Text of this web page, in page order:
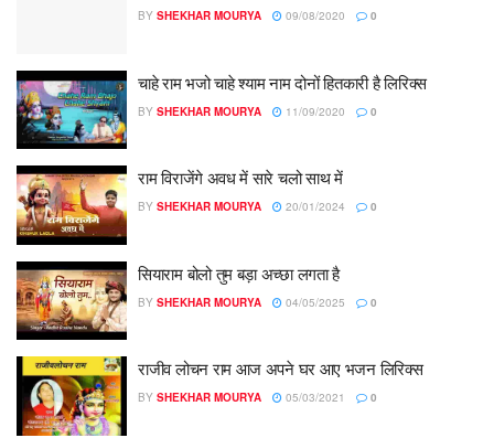
BY SHEKHAR MOURYA 09/08/2020 0
चाहे राम भजो चाहे श्याम नाम दोनों हितकारी है लिरिक्स
BY SHEKHAR MOURYA 11/09/2020 0
राम विराजेंगे अवध में सारे चलो साथ में
BY SHEKHAR MOURYA 20/01/2024 0
सियाराम बोलो तुम बड़ा अच्छा लगता है
BY SHEKHAR MOURYA 04/05/2025 0
राजीव लोचन राम आज अपने घर आए भजन लिरिक्स
BY SHEKHAR MOURYA 05/03/2021 0